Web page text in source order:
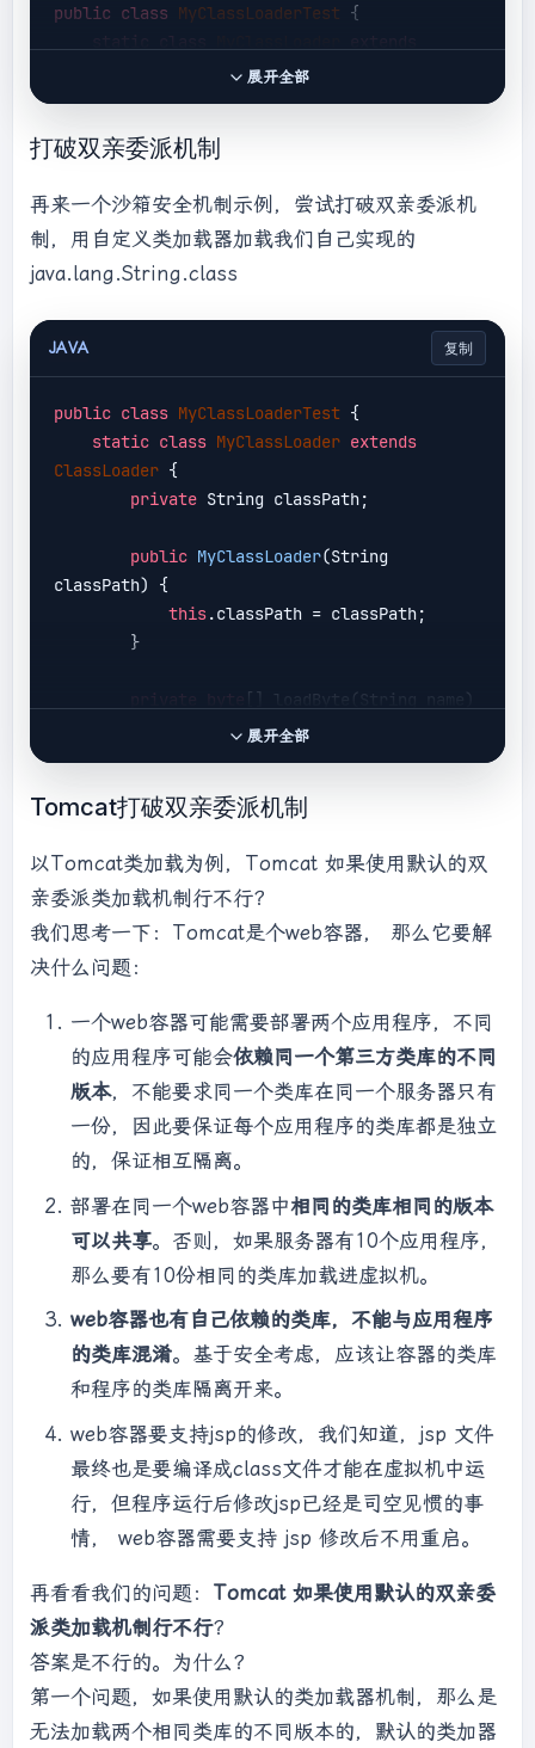
public class MyClassLoaderTest {
static
class
extends
private String classPath;
public MyClassLoader
this.classPath = classPath;
        }
,
            FileInputStream fis =
FileInputStream(classPath + "/"
".class");
int len = fis.available();
            fis.read(data);
            fis.close();
return data;
protected
Class<?> findClass(String
ClassNotFoundException {
try {
loadByte(name);
Class对象，这个字节数组是class文件读取后最终的字
节数组。
return defineClass(name,
data, 0, data.length);
                e.printStackTrace();
throw new
ClassNotFoundException();
            }
        }
    }
public static void main(String[] args)
throws Exception {
//初始化自定义类加载器，会先初始化父类
为应用程序类加载器AppClassLoader
        MyClassLoader classLoader =
new
MyClassLoader("D:/test");
User类的复制类User1.class丢入该目录
        Class<?> clazz =
classLoader.loadClass("com.zou.jvm.User1");
        Object obj = clazz.newInstance();
clazz.getDeclaredMethod("sout"
, (Class<?>)
null);
System.out.println(clazz.getClassLoader().ge
tClass().getName());
展开全部
打破双亲委派机制
再来一个沙箱安全机制示例，尝试打破双亲委派机
制，用自定义类加载器加载我们自己实现的
java.lang.String.class
JAVA 复制
public class MyClassLoaderTest {
static class MyClassLoader extends
ClassLoader {
private String classPath;
public MyClassLoader(String
classPath)
{
this.classPath = classPath;
private byte
            FileInputStream fis =
".class");
int len = fis.available();
byte[] data = new byte
[len];
            fis.read(data);
return data;
        }
protected Class<?> findClass(String
name) throws ClassNotFoundException {
try {
loadByte(name);
//defineClass将一个字节数组转为
Class对象，这个字节数组是class文件读取后最终的字
return defineClass(name,
data, 0, data.length);
            }
catch (Exception e) {
throw new
ClassNotFoundException();
            }
        }
/**
         * 重写类加载方法，实现自己的加载逻辑，不
         *
         *
@return
         *
@paramname
展开全部
Tomcat打破双亲委派机制
以Tomcat类加载为例，Tomcat 如果使用默认的双
亲委派类加载机制行不行？
我们思考一下：Tomcat是个web容器， 那么它要解
决什么问题：
一个web容器可能需要部署两个应用程序，不同
的应用程序可能会依赖同一个第三方类库的不同
版本，不能要求同一个类库在同一个服务器只有
一份，因此要保证每个应用程序的类库都是独立
的，保证相互隔离。
部署在同一个web容器中相同的类库相同的版本
可以共享。否则，如果服务器有10个应用程序，
那么要有10份相同的类库加载进虚拟机。
web容器也有自己依赖的类库，不能与应用程序
的类库混淆。基于安全考虑，应该让容器的类库
和程序的类库隔离开来。
web容器要支持jsp的修改，我们知道，jsp 文件
最终也是要编译成class文件才能在虚拟机中运
行，但程序运行后修改jsp已经是司空见惯的事
情， web容器需要支持 jsp 修改后不用重启。
再看看我们的问题： Tomcat 如果使用默认的双亲委
派类加载机制行不行？
答案是不行的。为什么？
第一个问题，如果使用默认的类加载器机制，那么是
无法加载两个相同类库的不同版本的，默认的类加器